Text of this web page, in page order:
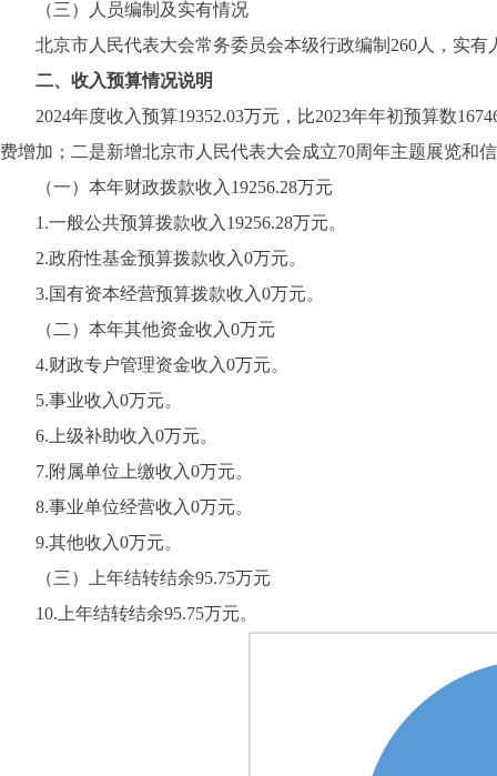
（三）人员编制及实有情况
北京市人民代表大会常务委员会本级行政编制260人，实有
二、收入预算情况说明
2024年度收入预算19352.03万元，比2023年年初预算数
费增加；二是新增北京市人民代表大会成立70周年主题展览和
（一）本年财政拨款收入19256.28万元
1.一般公共预算拨款收入19256.28万元。
2.政府性基金预算拨款收入0万元。
3.国有资本经营预算拨款收入0万元。
（二）本年其他资金收入0万元
4.财政专户管理资金收入0万元。
5.事业收入0万元。
6.上级补助收入0万元。
7.附属单位上缴收入0万元。
8.事业单位经营收入0万元。
9.其他收入0万元。
（三）上年结转结余95.75万元
10.上年结转结余95.75万元。